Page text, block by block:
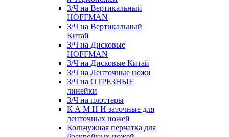
З/Ч на Вертикальный
HOFFMAN
З/Ч на Вертикальный
Китай
З/Ч на Дисковые
HOFFMAN
З/Ч на Дисковые Китай
З/Ч на Ленточные ножи
З/Ч на ОТРЕЗНЫЕ
линейки
З/Ч на плоттеры
К А М Н И заточные для
ленточных ножей
Кольчужная перчатка для